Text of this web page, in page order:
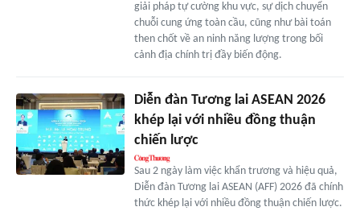
giải pháp tự cường khu vực, sự dịch chuyển
chuỗi cung ứng toàn cầu, cũng như bài toán
then chốt về an ninh năng lượng trong bối
cảnh địa chính trị đầy biến động.
Diễn đàn Tương lai ASEAN 2026
khép lại với nhiều đồng thuận
chiến lược
Sau 2 ngày làm việc khẩn trương và hiệu quả,
Diễn đàn Tương lai ASEAN (AFF) 2026 đã chính
thức khép lại với nhiều đồng thuận chiến lược.